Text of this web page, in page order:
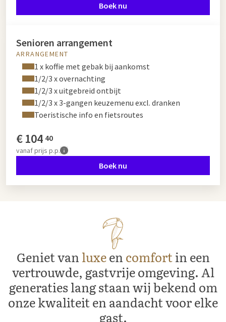
Boek nu
Senioren arrangement
ARRANGEMENT
1 x koffie met gebak bij aankomst
1/2/3 x overnachting
1/2/3 x uitgebreid ontbijt
1/2/3 x 3-gangen keuzemenu excl. dranken
Toeristische info en fietsroutes
€104 40
vanafprijs p.p.
Boek nu
Geniet vanluxeencomfortin een
vertrouwde, gastvrije omgeving. Al
generaties lang staan wij bekend om
onze kwaliteit en aandacht voor elke
gast.